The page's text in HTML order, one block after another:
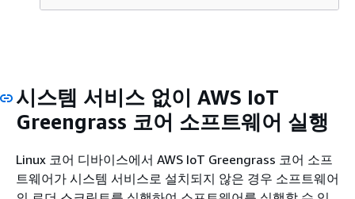
시스템 서비스 없이 AWS IoT
Greengrass 코어 소프트웨어 실행
Linux 코어 디바이스에서 AWS IoT Greengrass 코어 소프
트웨어가 시스템 서비스로 설치되지 않은 경우 소프트웨어